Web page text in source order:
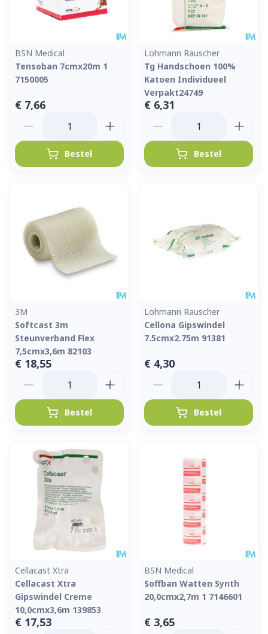
BSN Medical
Tensoban 7cmx20m 1
7150005
€ 7,66
Bestel
Lohmann Rauscher
Tg Handschoen 100%
Katoen Individueel
Verpakt24749
€ 6,31
Bestel
3M
Softcast 3m
Steunverband Flex
7,5cmx3,6m 82103
€ 18,55
Bestel
Lohmann Rauscher
Cellona Gipswindel
7.5cmx2.75m 91381
€ 4,30
Bestel
Cellacast Xtra
Cellacast Xtra
Gipswindel Creme
10,0cmx3,6m 139853
€ 17,53
BSN Medical
Soffban Watten Synth
20,0cmx2,7m 1 7146601
€ 3,65